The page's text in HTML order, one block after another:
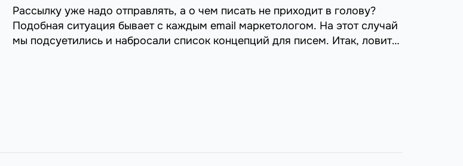
Рассылку уже надо отправлять, а о чем писать не приходит в голову?
Подобная ситуация бывает с каждым email маркетологом. На этот случай
мы подсуетились и набросали список концепций для писем. Итак, ловите